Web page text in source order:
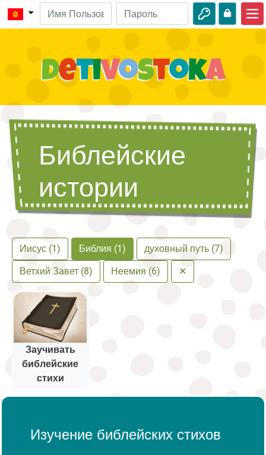
Библейские истории
Аудио
Дикая природа
Приключения
Творчество
Библейские
истории
Иисус (1) Библия (1)
духовный путь (7)
Ветхий Завет (8)
Неемия (6) ✕
Заучивать
библейские
стихи
Изучение библейских стихов